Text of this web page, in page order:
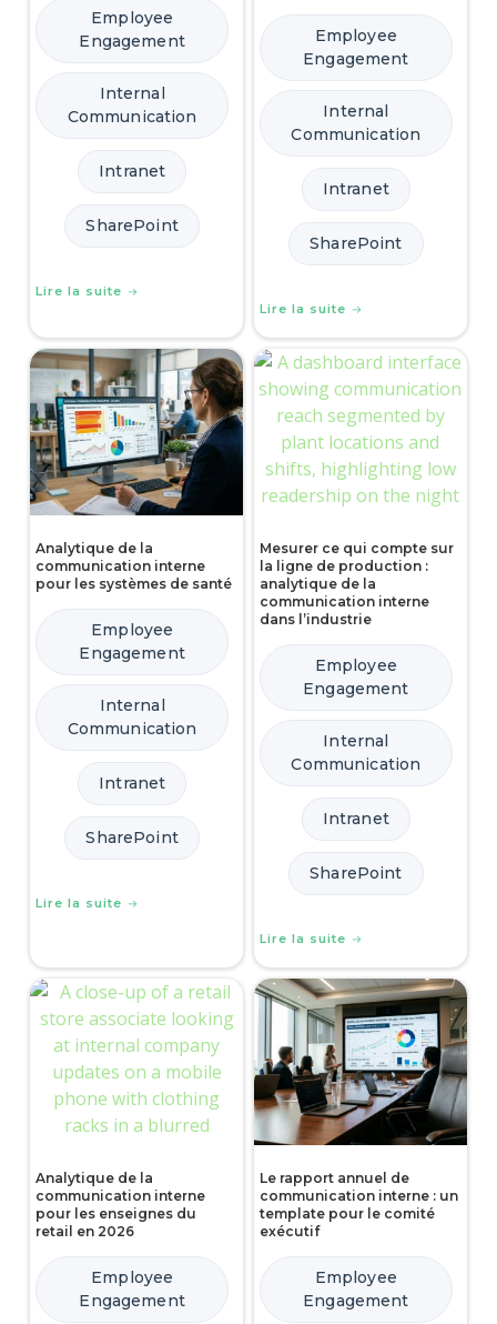
Employee
Engagement
Internal
Communication
Intranet
SharePoint
Lire la suite
Employee
Engagement
Internal
Communication
Intranet
SharePoint
Lire la suite
Analytique de la
communication interne
pour les systèmes de santé
Employee
Engagement
Internal
Communication
Intranet
SharePoint
Lire la suite
Mesurer ce qui compte sur
la ligne de production :
analytique de la
communication interne
dans l’industrie
Employee
Engagement
Internal
Communication
Intranet
SharePoint
Lire la suite
Analytique de la
communication interne
pour les enseignes du
retail en 2026
Employee
Engagement
Le rapport annuel de
communication interne : un
template pour le comité
exécutif
Employee
Engagement